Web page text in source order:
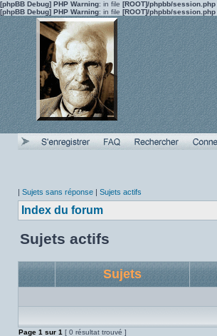
[phpBB Debug] PHP Warning: in file [ROOT]/phpbb/session.php
[phpBB Debug] PHP Warning: in file [ROOT]/phpbb/session.php
| Sujets sans réponse | Sujets actifs
Index du forum
Sujets actifs
Sujets
Page 1 sur 1 [ 0 résultat trouvé ]